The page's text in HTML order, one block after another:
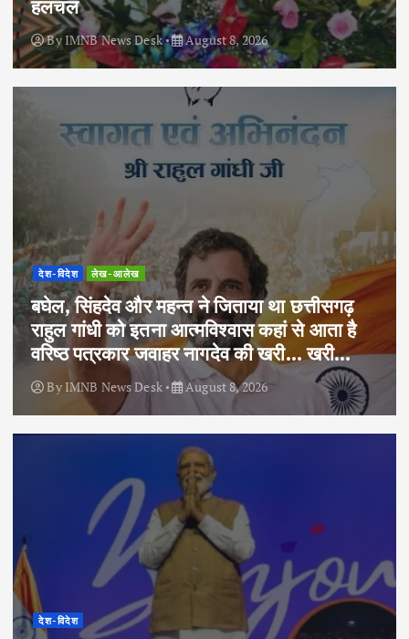
हलचल
ByIMNB News Desk August 8, 2026
देश-विदेश लेख-आलेख
बघेल, सिंहदेव और महन्त ने जिताया था छत्तीसगढ़
राहुल गांधी को इतना आत्मविश्वास कहां से आता है
वरिष्ठ पत्रकार जवाहर नागदेव की खरी… खरी…
ByIMNB News Desk August 8, 2026
देश-विदेश